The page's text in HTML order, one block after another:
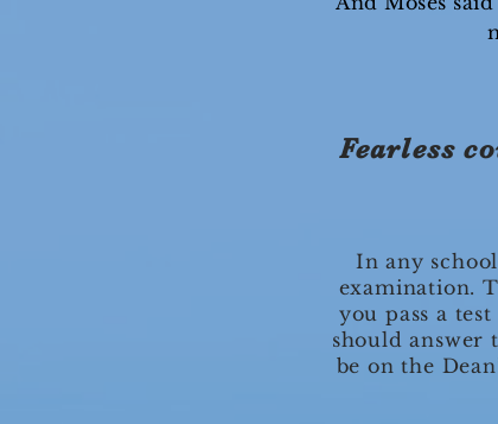
Fearless
In any
examination.
you pass a
should answer
be on the